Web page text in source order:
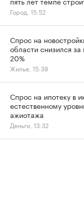
Город, 15:52
Спрос на
области снизился за
20%
Жилье, 15:39
Спрос на ипотеку в
естественному
ажиотажа
Деньги, 13:32